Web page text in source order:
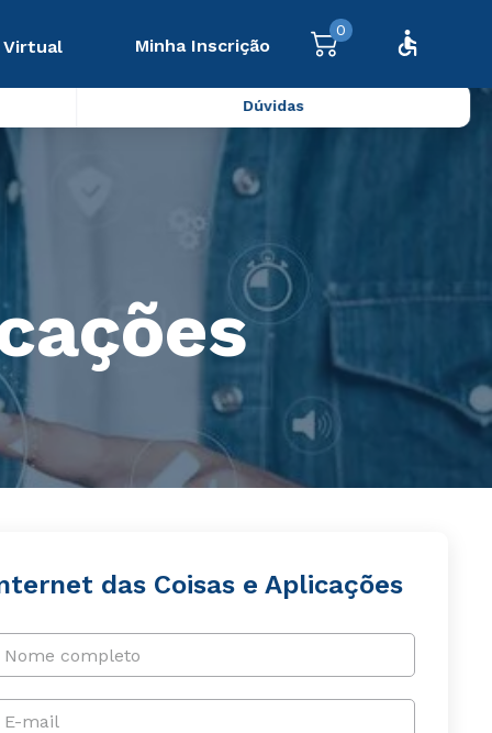
Virtual Minha Inscrição
0
Dúvidas
das Coisas e Aplicações
Nome completo
E-mail